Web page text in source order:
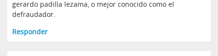
gerardo padilla lezama, o mejor conocido como el
defraudador.
Responder